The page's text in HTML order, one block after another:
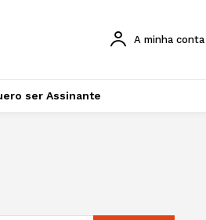
A minha conta
ser Assinante